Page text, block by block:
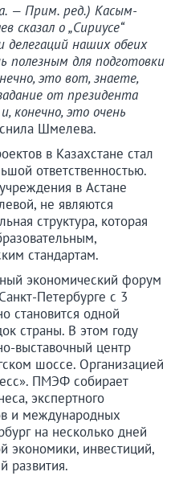
— Прим. ред.) Касым-
сказал о „Сириусе“
делегаций наших обеих
полезным для подготовки
это вот, знаете,
от президента
конечно, это очень
Шмелева.
в Казахстане стал
ответственностью.
в Астане
не являются
структура, которая
стандартам.
экономический форум
Петербурге с 3
становится одной
страны. В этом году
выставочный центр
шоссе. Организацией
ПМЭФ собирает
экспертного
и международных
на несколько дней
экономики, инвестиций,
развития.